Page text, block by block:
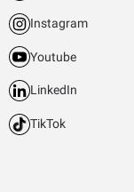
Instagram
Youtube
LinkedIn
TikTok